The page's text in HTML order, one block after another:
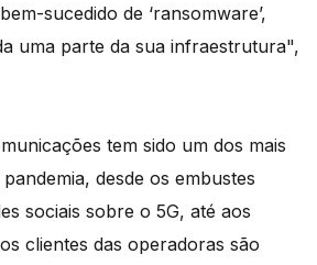
sucedido de ‘ransomware’,
uma parte da sua infraestrutura",
tem sido um dos mais
desde os embustes
sociais sobre o 5G, até aos
os clientes das operadoras são